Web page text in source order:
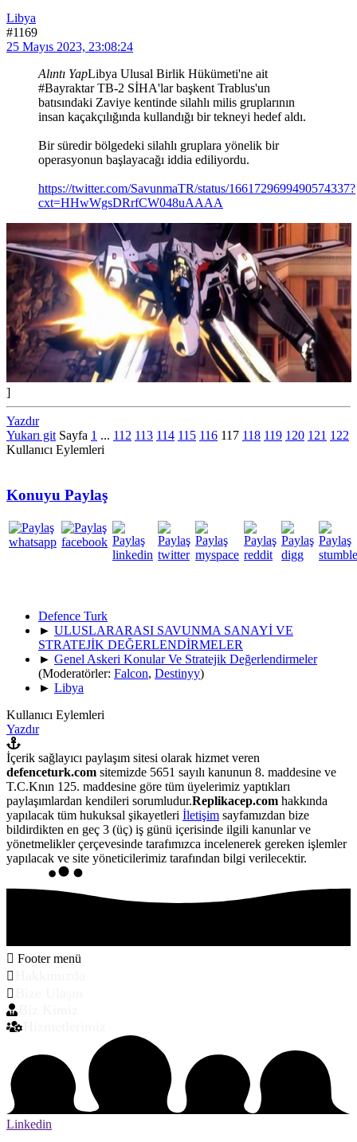
Libya
#1169
25 Mayıs 2023, 23:08:24
Alıntı YapLibya Ulusal Birlik Hükümeti'ne ait
#Bayraktar TB-2 SİHA'lar başkent Trablus'un
batısındaki Zaviye kentinde silahlı milis gruplarının
insan kaçakçılığında kullandığı bir tekneyi hedef aldı.
Bir süredir bölgedeki silahlı gruplara yönelik bir
operasyonun başlayacağı iddia ediliyordu.
https://twitter.com/SavunmaTR/status/1661729699490574337?
cxt=HHwWgsDRrfCW048uAAAA
]
Yazdır
Yukarı git Sayfa 1 ... 112 113 114 115 116 117 118 119 120 121 122
Kullanıcı Eylemleri
Konuyu Paylaş
Defence Turk
► ULUSLARARASI SAVUNMA SANAYİ VE
STRATEJİK DEĞERLENDİRMELER
► Genel Askeri Konular Ve Stratejik Değerlendirmeler
(Moderatörler: Falcon, Destinyy)
► Libya
Kullanıcı Eylemleri
Yazdır
İçerik sağlayıcı paylaşım sitesi olarak hizmet veren
defenceturk.com sitemizde 5651 sayılı kanunun 8. maddesine ve
T.C.Knın 125. maddesine göre tüm üyelerimiz yaptıkları
paylaşımlardan kendileri sorumludur.Replikacep.com hakkında
yapılacak tüm hukuksal şikayetleri İletişim sayfamızdan bize
bildirdikten en geç 3 (üç) iş günü içerisinde ilgili kanunlar ve
yönetmelikler çerçevesinde tarafımızca incelenerek gereken işlemler
yapılacak ve site yöneticilerimiz tarafından bilgi verilecektir.
Footer menü
Linkedin